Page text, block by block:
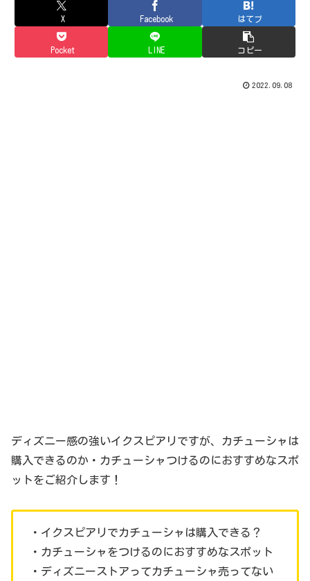
X Facebook はてブ
Pocket LINE コピー
2022.09.08
ディズニー感の強いイクスピアリですが、カチューシャは
購入できるのか・カチューシャつけるのにおすすめなスポ
ットをご紹介します！
・イクスピアリでカチューシャは購入できる？
・カチューシャをつけるのにおすすめなスポット
・ディズニーストアってカチューシャ売ってない